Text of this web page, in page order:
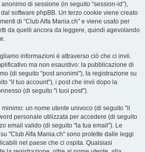
di sessione (in seguito “session-id”),
software phpBB. Un terzo cookie viene creato
di “Club Alfa Mania.ch” e viene usato per
da quelli ancora da leggere, quindi agevolando
informazioni è attraverso ciò che ci invii.
ma non esaustivo: la pubblicazione di
(di seguito "post anonimi"), la registrazione su
"il tuo account"), i post che invii dopo la
(di seguito "i tuoi post").
minimo: un nome utente univoco (di seguito "il
personale utilizzata per accedere (di seguito
email valido (di seguito "la tua email"). Le
"Club Alfa Mania.ch" sono protette dalle leggi
nel paese che ci ospita. Qualsiasi